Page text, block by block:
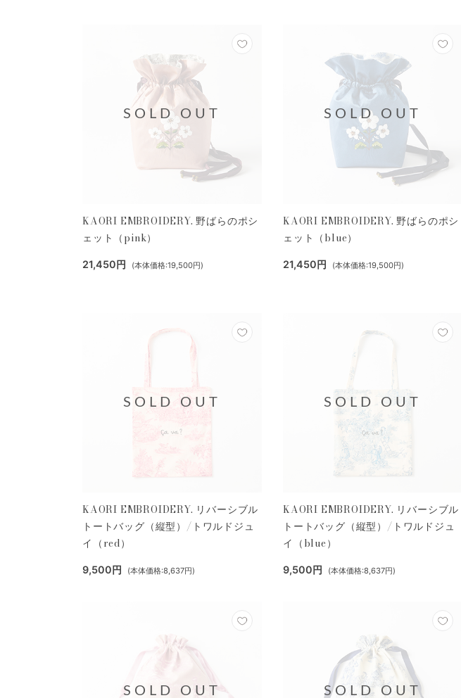
KAORI EMBROIDERY. 野ばらのポシ
ェット（pink）
21,450円 (本体価格:19,500円)
SOLD OUT
KAORI EMBROIDERY. 野ばらのポシ
ェット（blue）
21,450円 (本体価格:19,500円)
SOLD OUT
KAORI EMBROIDERY. リバーシブル
トートバッグ（縦型）/トワルドジュ
イ（red）
9,500円 (本体価格:8,637円)
SOLD OUT
KAORI EMBROIDERY. リバーシブル
トートバッグ（縦型）/トワルドジュ
イ（blue）
9,500円 (本体価格:8,637円)
SOLD OUT
SOLD OUT SOLD OUT